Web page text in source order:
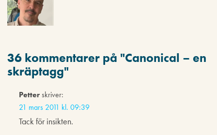
36 kommentarer på "Canonical – en
skräptagg"
Petterskriver:
21 mars 2011 kl. 09:39
Tack för insikten.